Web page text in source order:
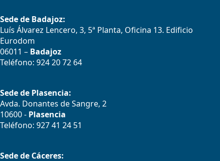
Sede de Badajoz:
Luís Álvarez Lencero, 3, 5ª Planta, Oficina 13. Edificio
Eurodom
06011 – Badajoz
Teléfono: 924 20 72 64
Sede de Plasencia:
Avda. Donantes de Sangre, 2
10600 - Plasencia
Teléfono: 927 41 24 51
Sede de Cáceres: